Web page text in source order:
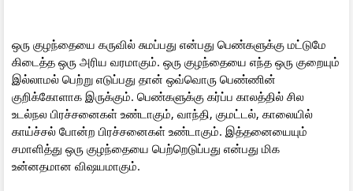
ஒரு குழந்தையை கருவில் சுமப்பது என்பது பெண்களுக்கு மட்டுமே
கிடைத்த ஒரு அரிய வரமாகும். ஒரு குழந்தையை எந்த ஒரு குறையும்
இல்லாமல் பெற்று எடுப்பது தான் ஒவ்வொரு பெண்ணின்
குறிக்கோளாக இருக்கும். பெண்களுக்கு கர்ப்ப காலத்தில் சில
உடல்நல பிரச்சனைகள் உண்டாகும், வாந்தி, குமட்டல், காலையில்
காய்ச்சல் போன்ற பிரச்சனைகள் உண்டாகும். இத்தனையையும்
சமாளித்து ஒரு குழந்தையை பெற்றெடுப்பது என்பது மிக
உன்னதமான விஷயமாகும்.